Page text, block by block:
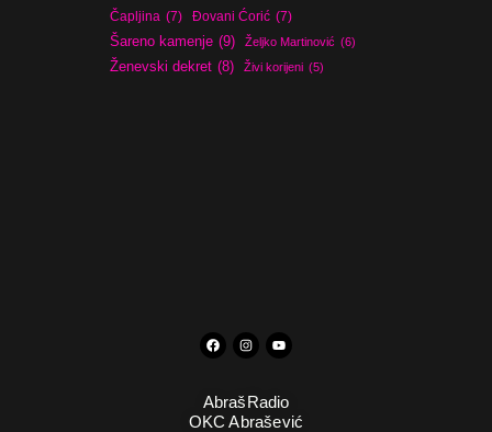
Čapljina (7) Đovani Ćorić (7)
Šareno kamenje (9) Željko Martinović (6)
Ženevski dekret (8) Živi korijeni (5)
AbrašRadio
OKC Abrašević